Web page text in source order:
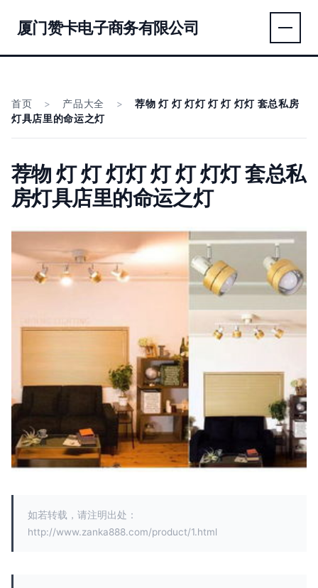
厦门赞卡电子商务有限公司
首页 > 产品大全 >
荐物 灯 灯 灯灯 灯 灯 灯灯 套总私房
灯具店里的命运之灯
荐物 灯 灯 灯灯 灯 灯 灯灯 套总私
房灯具店里的命运之灯
如若转载，请注明出处：
http://www.zanka888.com/product/1.html